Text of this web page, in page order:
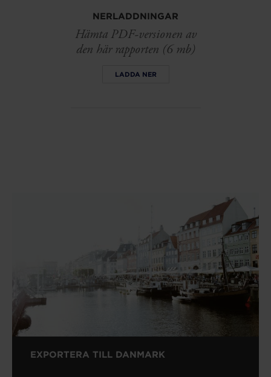
NERLADDNINGAR
Hämta PDF-versionen av
den här rapporten (6 mb)
LADDA NER
EXPORTERA TILL DANMARK